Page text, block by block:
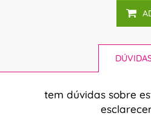
tem dúvidas sobre